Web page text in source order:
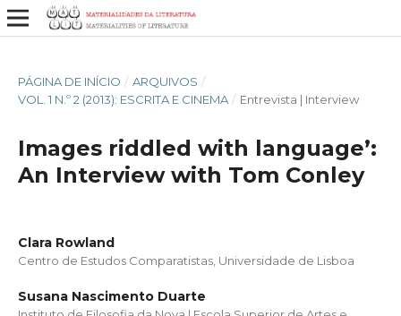
PÁGINA DE INÍCIO / ARQUIVOS /
VOL. 1 N.º 2 (2013): ESCRITA E CINEMA / Entrevista | Interview
Images riddled with language’:
An Interview with Tom Conley
Clara Rowland
Centro de Estudos Comparatistas, Universidade de Lisboa
Susana Nascimento Duarte